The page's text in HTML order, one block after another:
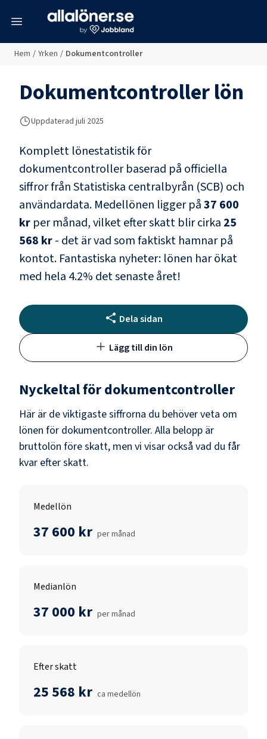
Hem / Yrken / Dokumentcontroller
Dokumentcontrollerlön
Uppdaterad juli 2025
Komplett lönestatistik för
dokumentcontrollerbaserad på officiella
siffror från Statistiska centralbyrån (SCB) och
användardata. Medellönen ligger på37 600
kr per månad, vilket efter skatt blir cirka 25
568 kr- det är vad som faktiskt hamnar på
kontot. Fantastiska nyheter: lönen har ökat
med hela 4.2% det senaste året!
Dela sidan
Lägg till din lön
Nyckeltal fördokumentcontroller
Här är de viktigaste siffrorna du behöver veta om
lönen för dokumentcontroller. Alla belopp är
bruttolön före skatt, men vi visar också vad du får
kvar efter skatt.
Medellön
37 600 kr per månad
Medianlön
37 000 kr per månad
Efter skatt
25 568 kr ca medellön